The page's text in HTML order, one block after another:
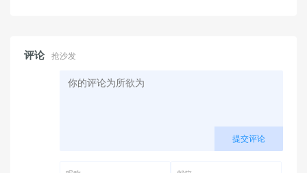
评论 抢沙发
提交评论